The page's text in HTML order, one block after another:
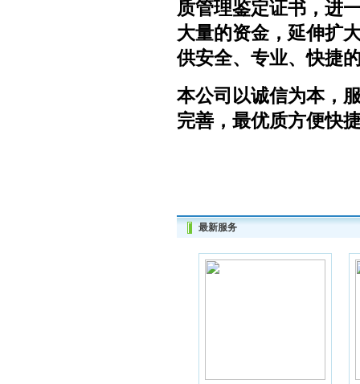
质管理鉴定证书，进
大量的资金，延伸扩
供安全、专业、快捷
本公司以诚信为本，
完善，最优质方便快
最新服务